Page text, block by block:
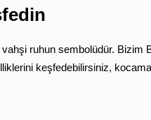
vahşi ruhun sembolüdür. Bizim
keşfedebilirsiniz,